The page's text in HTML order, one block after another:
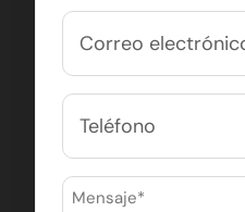
Correo
electrónico
(Obligatorio)
Teléfono